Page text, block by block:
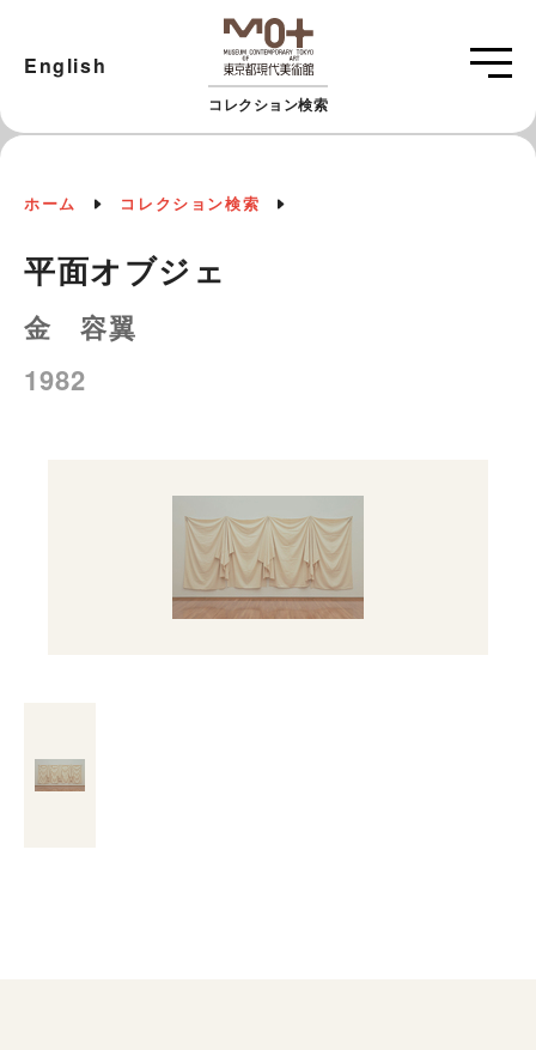
コレクション検索
English
ホーム コレクション検索
平面オブジェ
金 容翼
1982